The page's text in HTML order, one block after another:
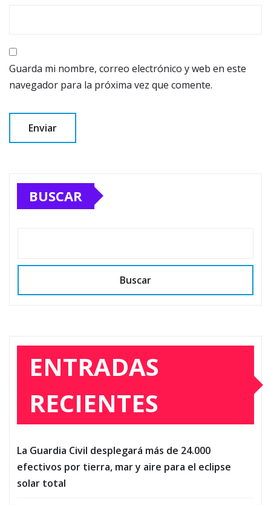
Guarda mi nombre, correo electrónico y web en este
navegador para la próxima vez que comente.
BUSCAR
Buscar
ENTRADAS
RECIENTES
La Guardia Civil desplegará más de 24.000
efectivos por tierra, mar y aire para el eclipse
solar total